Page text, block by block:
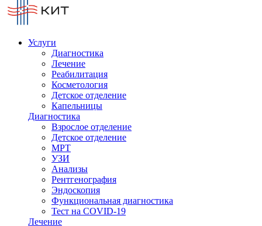
Услуги
Диагностика
Лечение
Реабилитация
Косметология
Детское отделение
Капельницы
Диагностика
Взрослое отделение
Детское отделение
МРТ
УЗИ
Анализы
Рентгенография
Эндоскопия
Функциональная диагностика
Тест на COVID-19
Лечение